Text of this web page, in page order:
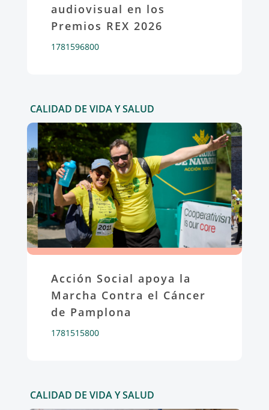
audiovisual en los
Premios REX 2026
1781596800
CALIDAD DE VIDA Y SALUD
Acción Social apoya la
Marcha Contra el Cáncer
de Pamplona
1781515800
CALIDAD DE VIDA Y SALUD